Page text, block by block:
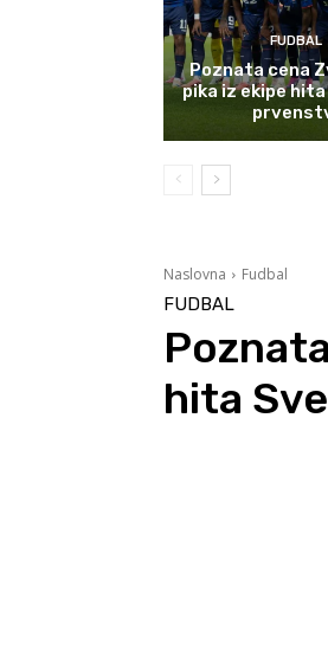
FUDBAL
Poznata cena
pika iz ekipe